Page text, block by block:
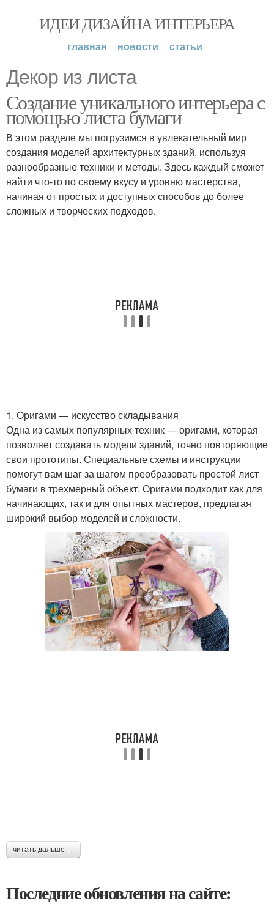
ИДЕИ ДИЗАЙНА ИНТЕРЬЕРА
главная новости статьи
Декор из листа
Создание уникального интерьера с
помощью листа бумаги
В этом разделе мы погрузимся в увлекательный мир
создания моделей архитектурных зданий, используя
разнообразные техники и методы. Здесь каждый сможет
найти что-то по своему вкусу и уровню мастерства,
начиная от простых и доступных способов до более
сложных и творческих подходов.
1. Оригами — искусство складывания
Одна из самых популярных техник — оригами, которая
позволяет создавать модели зданий, точно повторяющие
свои прототипы. Специальные схемы и инструкции
помогут вам шаг за шагом преобразовать простой лист
бумаги в трехмерный объект. Оригами подходит как для
начинающих, так и для опытных мастеров, предлагая
широкий выбор моделей и сложности.
читать дальше →
Последние обновления на сайте: